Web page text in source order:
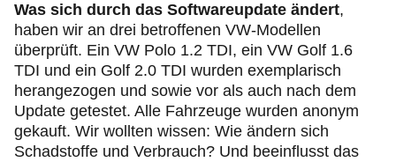
Was sich durch das Softwareupdate ändert,
haben wir an drei betroffenen VW-Modellen
überprüft. Ein VW Polo 1.2 TDI, ein VW Golf 1.6
TDI und ein Golf 2.0 TDI wurden exemplarisch
herangezogen und sowie vor als auch nach dem
Update getestet. Alle Fahrzeuge wurden anonym
gekauft. Wir wollten wissen: Wie ändern sich
Schadstoffe und Verbrauch? Und beeinflusst das